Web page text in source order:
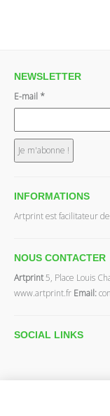
NEWSLETTER
E-mail *
INFORMATIONS
Artprint est facilitateur
NOUS CONTACTER
Artprint5, Place Louis
www.artprint.fr Email:
SOCIAL LINKS